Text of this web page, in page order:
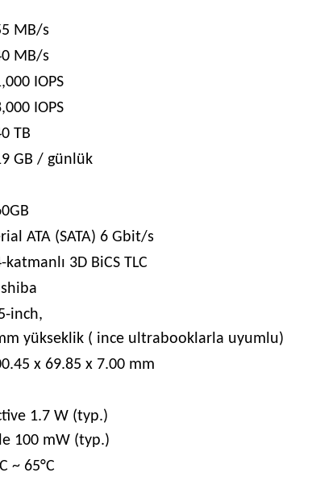
MB/s
MB/s
IOPS
IOPS
TB
GB / günlük
ATA (SATA) 6 Gbit/s
katmanlı 3D BiCS TLC
inch,
yükseklik ( ince ultrabooklarla uyumlu)
x 69.85 x 7.00 mm
1.7 W (typ.)
100 mW (typ.)
~ 65°C